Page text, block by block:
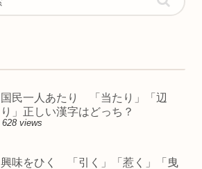
国民一人あたり 「当たり」「辺
り」正しい漢字はどっち？
628 views
興味をひく 「引く」「惹く」「曳